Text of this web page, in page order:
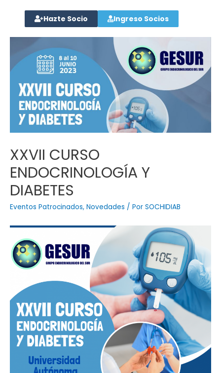
Hazte Socio Ingreso Socios
XXVII CURSO
ENDOCRINOLOGÍA Y
DIABETES
Eventos Patrocinados, Novedades / Por SOCHIDIAB